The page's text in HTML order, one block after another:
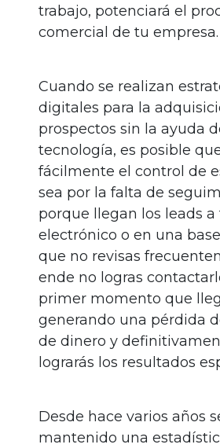
trabajo, potenciará el
comercial de tu empresa.
Cuando se realizan
digitales para la
prospectos sin la ayuda
tecnología, es posible
fácilmente el control de
sea por la falta de
porque llegan los leads a
electrónico o en una
que no revisas
ende no logras
primer momento que
generando una pérdida
de dinero y
lograrás los resultados
Desde hace varios años
mantenido una